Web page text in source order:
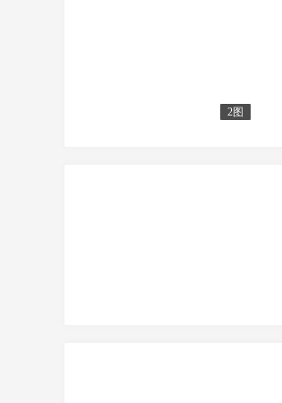
2图